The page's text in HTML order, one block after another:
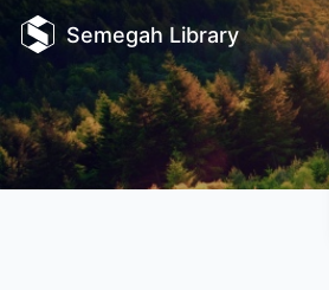
Semegah Library